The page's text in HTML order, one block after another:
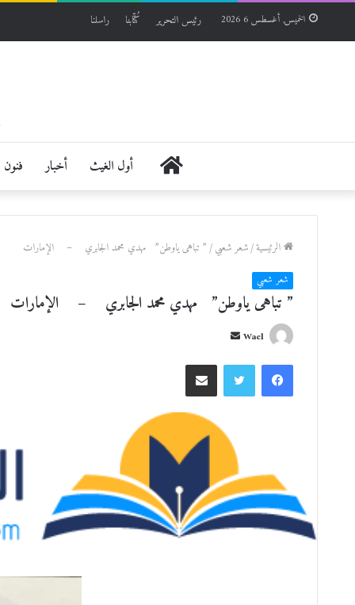
الخميس, أغسطس 6 2026 رئيس التحرير كُتّابنا راسلنا
الرئيسيةأول الغيث أخبار فنون
الرئيسية/شعر شعبي/” تباهى ياوطن” مهدي محمد الجابري – الإمارات
شعر شعبي
” تباهى ياوطن” مهدي محمد الجابري – الإمارات
Wael
ل
ر
ا
إ
ل
فيسبوك